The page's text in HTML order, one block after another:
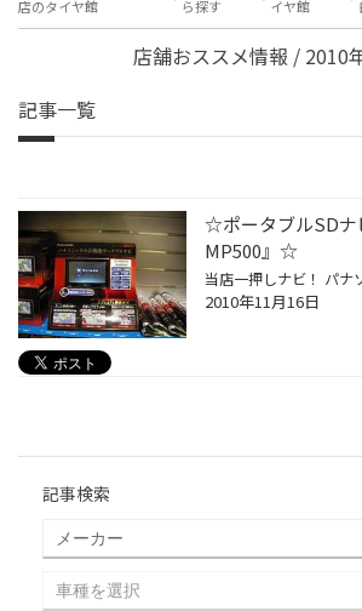
店のタイヤ館
ら探す
イヤ館
店舗おススメ情報 / 2010
記事一覧
☆ポータブルSDナ
MP500』☆
2010年11月16日
記事検索